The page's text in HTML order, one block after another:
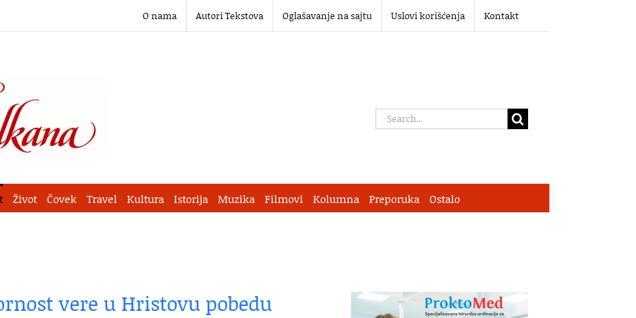
O nama Autori Tekstova Oglašavanje na sajtu Uslovi korišćenja Kontakt
Search
Život Čovek Travel Kultura Istorija Muzika Filmovi Kolumna Preporuka Ostalo
vere u Hristovu pobedu